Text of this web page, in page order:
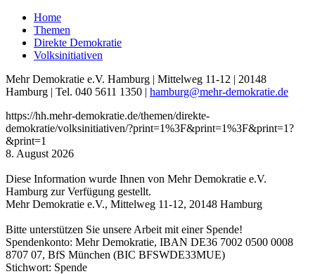
Home
Themen
Direkte Demokratie
Volksinitiativen
Mehr Demokratie e.V. Hamburg | Mittelweg 11-12 | 20148
Hamburg | Tel. 040 5611 1350 | hamburg@mehr-demokratie.de
https://hh.mehr-demokratie.de/themen/direkte-
demokratie/volksinitiativen/?print=1%3F&print=1%3F&print=1?
&print=1
8. August 2026
Diese Information wurde Ihnen von Mehr Demokratie e.V.
Hamburg zur Verfügung gestellt.
Mehr Demokratie e.V., Mittelweg 11-12, 20148 Hamburg
Bitte unterstützen Sie unsere Arbeit mit einer Spende!
Spendenkonto: Mehr Demokratie, IBAN DE36 7002 0500 0008
8707 07, BfS München (BIC BFSWDE33MUE)
Stichwort: Spende